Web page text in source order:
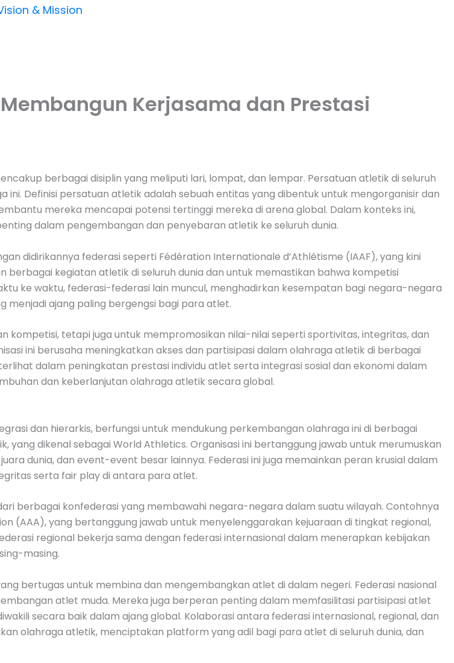
& Mission
Kerjasama dan Prestasi
berbagai disiplin yang meliputi lari, lompat, dan lempar. Persatuan atletik di seluruh
Definisi persatuan atletik adalah sebuah entitas yang dibentuk untuk mengorganisir dan
mereka mencapai potensi tertinggi mereka di arena global. Dalam konteks ini,
dalam pengembangan dan penyebaran atletik ke seluruh dunia.
didirikannya federasi seperti Fédération Internationale d’Athlétisme (IAAF), yang kini
berbagai kegiatan atletik di seluruh dunia dan untuk memastikan bahwa kompetisi
ke waktu, federasi-federasi lain muncul, menghadirkan kesempatan bagi negara-negara
menjadi ajang paling bergengsi bagi para atlet.
tetapi juga untuk mempromosikan nilai-nilai seperti sportivitas, integritas, dan
ini berusaha meningkatkan akses dan partisipasi dalam olahraga atletik di berbagai
dalam peningkatan prestasi individu atlet serta integrasi sosial dan ekonomi dalam
dan keberlanjutan olahraga atletik secara global.
dan hierarkis, berfungsi untuk mendukung perkembangan olahraga ini di berbagai
dikenal sebagai World Athletics. Organisasi ini bertanggung jawab untuk merumuskan
dunia, dan event-event besar lainnya. Federasi ini juga memainkan peran krusial dalam
serta fair play di antara para atlet.
berbagai konfederasi yang membawahi negara-negara dalam suatu wilayah. Contohnya
(AAA), yang bertanggung jawab untuk menyelenggarakan kejuaraan di tingkat regional,
regional bekerja sama dengan federasi internasional dalam menerapkan kebijakan
masing.
bertugas untuk membina dan mengembangkan atlet di dalam negeri. Federasi nasional
atlet muda. Mereka juga berperan penting dalam memfasilitasi partisipasi atlet
secara baik dalam ajang global. Kolaborasi antara federasi internasional, regional, dan
olahraga atletik, menciptakan platform yang adil bagi para atlet di seluruh dunia, dan